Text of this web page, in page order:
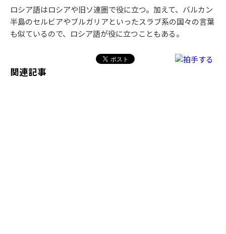
ロシア語はロシアや旧ソ連圏で役に立つ。加えて、バルカン
半島のセルビアやブルガリアといったスラブ系の国々の言葉
も似ているので、ロシア語が役に立つこともある。
関連記事